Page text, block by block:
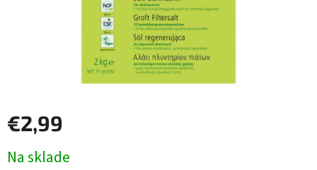
€2,99
cena:
Na sklade